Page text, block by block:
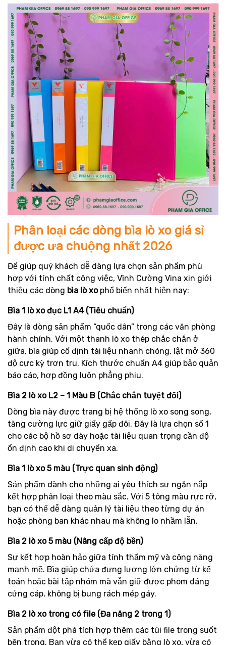
Phân loại các dòng bìa lò xo giá sỉ
được ưa chuộng nhất 2026
Để giúp quý khách dễ dàng lựa chọn sản phẩm phù
hợp với tính chất công việc, Vĩnh Cường Vina xin giới
thiệu các dòng bìa lò xophổ biến nhất hiện nay:
Bìa 1 lò xo đục L1 A4 (Tiêu chuẩn)
Đây là dòng sản phẩm “quốc dân” trong các văn phòng
hành chính. Với một thanh lò xo thép chắc chắn ở
giữa, bìa giúp cố định tài liệu nhanh chóng, lật mở 360
độ cực kỳ trơn tru. Kích thước chuẩn A4 giúp bảo quản
báo cáo, hợp đồng luôn phẳng phiu.
Bìa 2 lò xo L2 – 1 Màu B (Chắc chắn tuyệt đối)
Dòng bìa này được trang bị hệ thống lò xo song song,
tăng cường lực giữ giấy gấp đôi. Đây là lựa chọn số 1
cho các bộ hồ sơ dày hoặc tài liệu quan trọng cần độ
ổn định cao khi di chuyển xa.
Bìa 1 lò xo 5 màu (Trực quan sinh động)
Sản phẩm dành cho những ai yêu thích sự ngăn nắp
kết hợp phân loại theo màu sắc. Với 5 tông màu rực rỡ,
bạn có thể dễ dàng quản lý tài liệu theo từng dự án
hoặc phòng ban khác nhau mà không lo nhầm lẫn.
Bìa 2 lò xo 5 màu (Nâng cấp độ bền)
Sự kết hợp hoàn hảo giữa tính thẩm mỹ và công năng
mạnh mẽ. Bìa giúp chứa đựng lượng lớn chứng từ kế
toán hoặc bài tập nhóm mà vẫn giữ được phom dáng
cứng cáp, không bị bung rách mép gáy.
Bìa 2 lò xo trong có file (Đa năng 2 trong 1)
Sản phẩm đột phá tích hợp thêm các túi file trong suốt
bên trong. Bạn vừa có thể kẹp giấy bằng lò xo, vừa có